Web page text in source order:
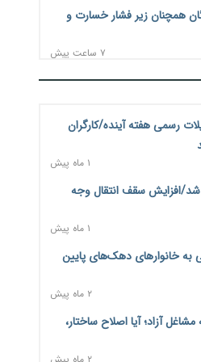
همچنان زیر فشار خسارت و
۷ ساعت پیش
خرد؛ چگونه «عددسازی» بازار
۸ ساعت پیش
۸ ساعت پیش
رسید؛ اولویت با
۸ ساعت پیش
اعتماد بیمه‌پردازان
افزایش مزد پایه و شفافیت سبد
رسمی هفته آینده/کارگران
۱ ماه پیش
برطرف شد/افزایش سقف انتقال وجه
۱ ماه پیش
به خانوارهای دهک‌های پایین
۲ ماه پیش
آزاد؛ آیا اصلاح ساختار،